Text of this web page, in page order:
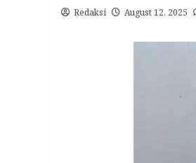
Redaksi August 12, 2025